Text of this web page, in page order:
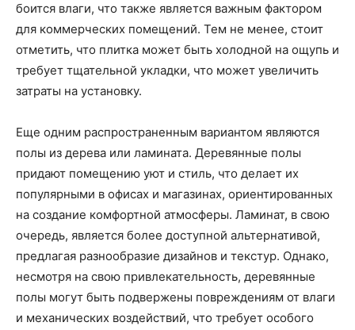
боится влаги, что также является важным фактором
для коммерческих помещений. Тем не менее, стоит
отметить, что плитка может быть холодной на ощупь и
требует тщательной укладки, что может увеличить
затраты на установку.
Еще одним распространенным вариантом являются
полы из дерева или ламината. Деревянные полы
придают помещению уют и стиль, что делает их
популярными в офисах и магазинах, ориентированных
на создание комфортной атмосферы. Ламинат, в свою
очередь, является более доступной альтернативой,
предлагая разнообразие дизайнов и текстур. Однако,
несмотря на свою привлекательность, деревянные
полы могут быть подвержены повреждениям от влаги
и механических воздействий, что требует особого